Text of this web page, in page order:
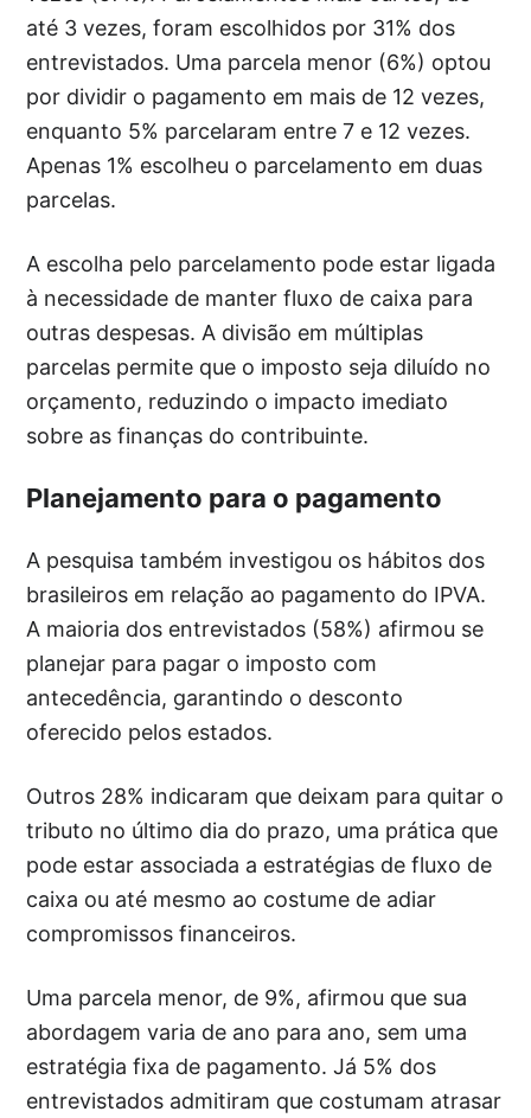
até 3 vezes, foram escolhidos por 31% dos
entrevistados. Uma parcela menor (6%) optou
por dividir o pagamento em mais de 12 vezes,
enquanto 5% parcelaram entre 7 e 12 vezes.
Apenas 1% escolheu o parcelamento em duas
parcelas.
A escolha pelo parcelamento pode estar ligada
à necessidade de manter fluxo de caixa para
outras despesas. A divisão em múltiplas
parcelas permite que o imposto seja diluído no
orçamento, reduzindo o impacto imediato
sobre as finanças do contribuinte.
Planejamento para o pagamento
A pesquisa também investigou os hábitos dos
brasileiros em relação ao pagamento do IPVA.
A maioria dos entrevistados (58%) afirmou se
planejar para pagar o imposto com
antecedência, garantindo o desconto
oferecido pelos estados.
Outros 28% indicaram que deixam para quitar o
tributo no último dia do prazo, uma prática que
pode estar associada a estratégias de fluxo de
caixa ou até mesmo ao costume de adiar
compromissos financeiros.
Uma parcela menor, de 9%, afirmou que sua
abordagem varia de ano para ano, sem uma
estratégia fixa de pagamento. Já 5% dos
entrevistados admitiram que costumam atrasar